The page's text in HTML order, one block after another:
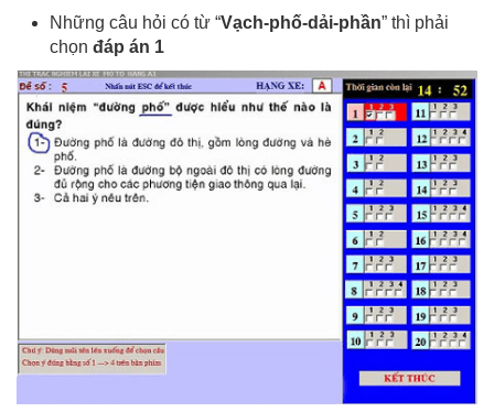
Những câu hỏi có từ “Vạch-phố-dải-phần” thì phải
chọn đáp án 1